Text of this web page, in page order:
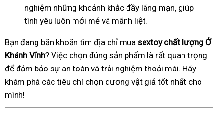
nghiệm những khoảnh khắc đầy lãng mạn, giúp
tình yêu luôn mới mẻ và mãnh liệt.
Bạn đang băn khoăn tìm địa chỉ mua sextoy chất lượng Ở
Khánh Vĩnh? Việc chọn đúng sản phẩm là rất quan trọng
để đảm bảo sự an toàn và trải nghiệm thoải mái. Hãy
khám phá các tiêu chí chọn dương vật giả tốt nhất cho
mình!